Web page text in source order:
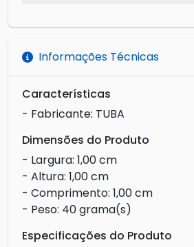
Informações Técnicas
Características
- Fabricante: TUBA
Dimensões do Produto
- Largura: 1,00 cm
- Altura: 1,00 cm
- Comprimento: 1,00 cm
- Peso: 40 grama(s)
Especificações do Produto